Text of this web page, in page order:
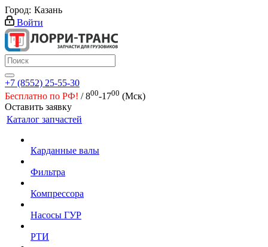
Город: Казань
Войти
+7 (8552) 25-55-30
Бесплатно по РФ! / 800-1700 (Мск)
Оставить заявку
Каталог запчастей
Карданные валы
Фильтра
Компрессора
Насосы ГУР
РТИ